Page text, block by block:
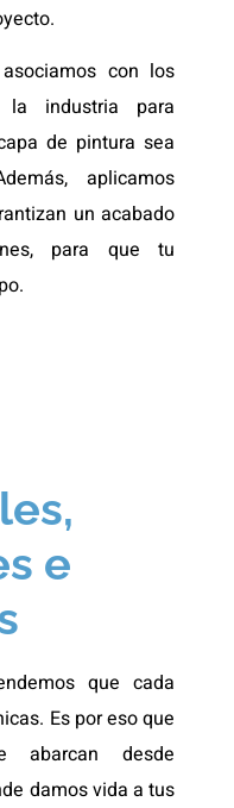
con los
la industria para
de pintura sea
aplicamos
un acabado
para que tu
e
que cada
Es por eso que
abarcan desde
damos vida a tus